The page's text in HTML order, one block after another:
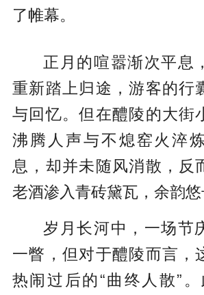
了帷幕。
正月的喧嚣渐次平息
重新踏上归途，游客的行
与回忆。但在醴陵的大街
沸腾人声与不熄窑火淬
息，却并未随风消散，反
老酒渗入青砖黛瓦，余韵悠
岁月长河中，一场节
一瞥，但对于醴陵而言，
热闹过后的“曲终人散”